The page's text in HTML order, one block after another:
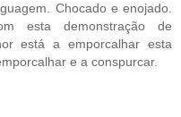
Chocado e enojado.
esta demonstração de
está a emporcalhar esta
e a conspurcar.